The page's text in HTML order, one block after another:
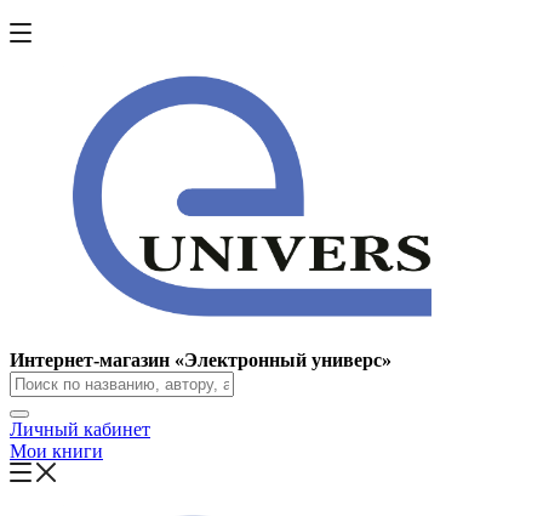
Интернет-магазин «Электронный универс»
Личный кабинет
Мои книги